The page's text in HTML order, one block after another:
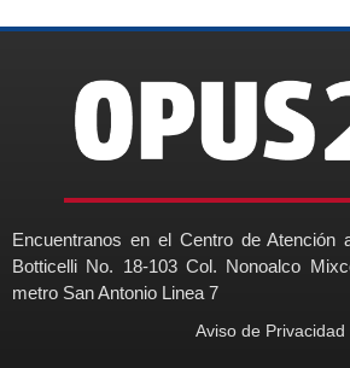
Encuentranos en el Centro de Atención
Botticelli No. 18-103 Col. Nonoalco
metro San Antonio Linea 7
Aviso de Privacidad